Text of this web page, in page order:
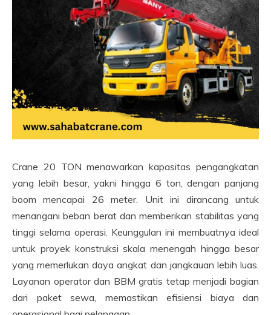
Crane 20 TON menawarkan kapasitas pengangkatan
yang lebih besar, yakni hingga 6 ton, dengan panjang
boom mencapai 26 meter. Unit ini dirancang untuk
menangani beban berat dan memberikan stabilitas yang
tinggi selama operasi. Keunggulan ini membuatnya ideal
untuk proyek konstruksi skala menengah hingga besar
yang memerlukan daya angkat dan jangkauan lebih luas.
Layanan operator dan BBM gratis tetap menjadi bagian
dari paket sewa, memastikan efisiensi biaya dan